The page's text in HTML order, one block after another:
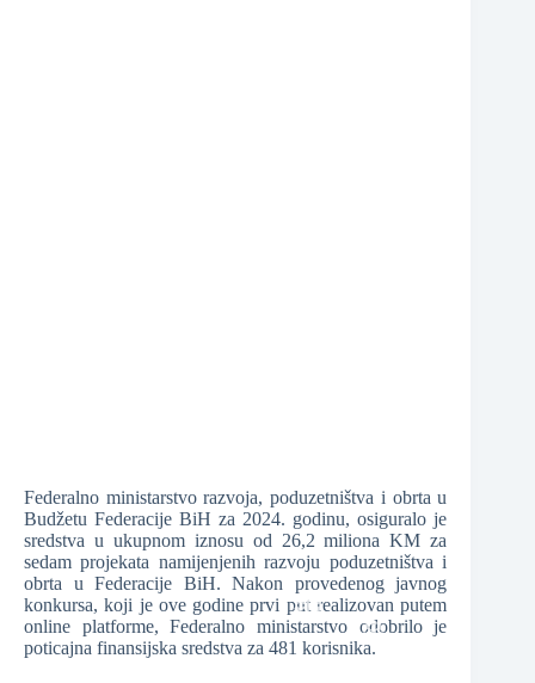
Federalno ministarstvo razvoja, poduzetništva i obrta u
Budžetu Federacije BiH za 2024. godinu, osiguralo je
sredstva u ukupnom iznosu od 26,2 miliona KM za
sedam projekata namijenjenih razvoju poduzetništva i
obrta u Federacije BiH. Nakon provedenog javnog
konkursa, koji je ove godine prvi put realizovan putem
online platforme, Federalno ministarstvo odobrilo je
poticajna finansijska sredstva za 481 korisnika.
❆
❆